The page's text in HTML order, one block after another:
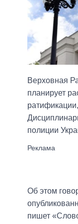
Верховная
планирует
полиции
Об этом
пишет